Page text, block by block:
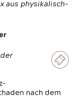
aus physikalisch-
nach dem